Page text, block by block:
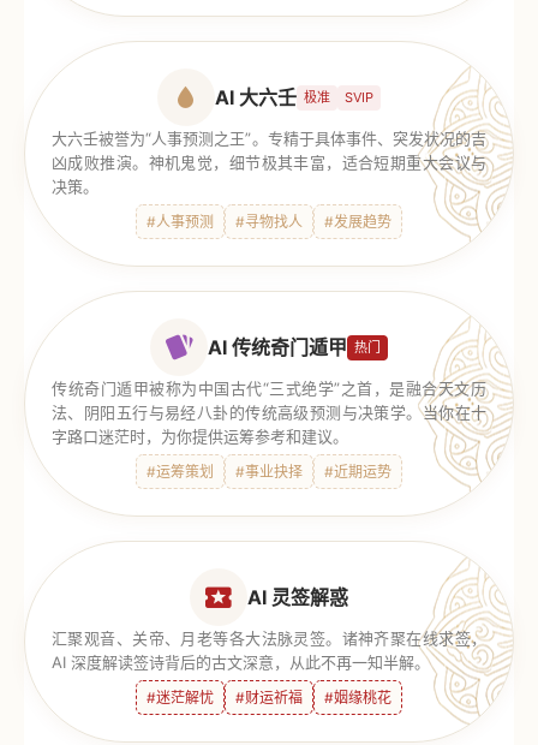
AI 大六壬 极准 SVIP
大六壬被誉为“人事预测之王”。专精于具体事件、突发状况的吉
凶成败推演。神机鬼觉，细节极其丰富，适合短期重大会议与
决策。
#人事预测 #寻物找人 #发展趋势
AI 传统奇门遁甲 热门
传统奇门遁甲被称为中国古代“三式绝学”之首，是融合天文历
法、阴阳五行与易经八卦的传统高级预测与决策学。当你在十
字路口迷茫时，为你提供运筹参考和建议。
#运筹策划 #事业抉择 #近期运势
AI 灵签解惑
汇聚观音、关帝、月老等各大法脉灵签。诸神齐聚在线求签，
AI 深度解读签诗背后的古文深意，从此不再一知半解。
#迷茫解忧 #财运祈福 #姻缘桃花